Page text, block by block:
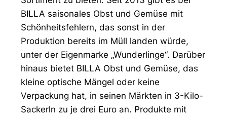
BILLA saisonales Obst und Gemüse mit
Schönheitsfehlern, das sonst in der
Produktion bereits im Müll landen würde,
unter der Eigenmarke „Wunderlinge“. Darüber
hinaus bietet BILLA Obst und Gemüse, das
kleine optische Mängel oder keine
Verpackung hat, in seinen Märkten in 3-Kilo-
Sackerln zu je drei Euro an. Produkte mit